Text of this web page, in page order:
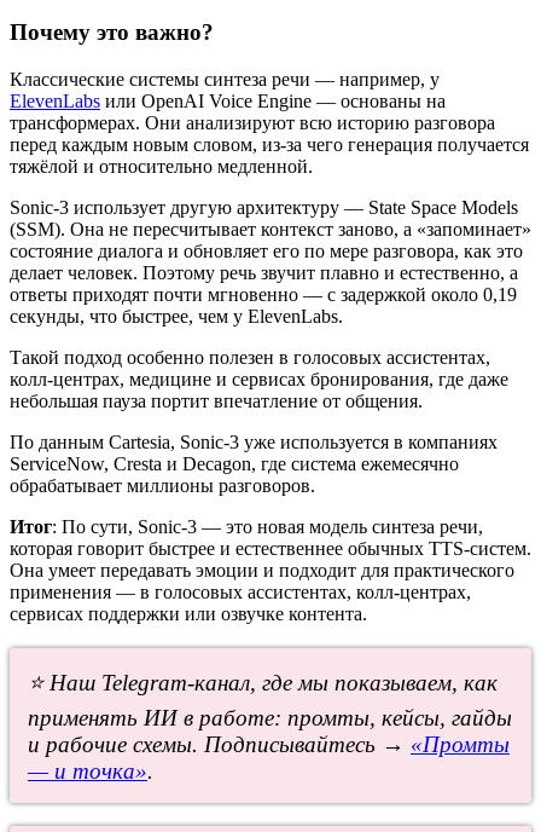
Почему это важно?
Классические системы синтеза речи — например, у
ElevenLabs или OpenAI Voice Engine — основаны на
трансформерах. Они анализируют всю историю разговора
перед каждым новым словом, из-за чего генерация получается
тяжёлой и относительно медленной.
Sonic-3 использует другую архитектуру — State Space Models
(SSM). Она не пересчитывает контекст заново, а «запоминает»
состояние диалога и обновляет его по мере разговора, как это
делает человек. Поэтому речь звучит плавно и естественно, а
ответы приходят почти мгновенно — с задержкой около 0,19
секунды, что быстрее, чем у ElevenLabs.
Такой подход особенно полезен в голосовых ассистентах,
колл-центрах, медицине и сервисах бронирования, где даже
небольшая пауза портит впечатление от общения.
По данным Cartesia, Sonic-3 уже используется в компаниях
ServiceNow, Cresta и Decagon, где система ежемесячно
обрабатывает миллионы разговоров.
Итог: По сути, Sonic-3 — это новая модель синтеза речи,
которая говорит быстрее и естественнее обычных TTS-систем.
Она умеет передавать эмоции и подходит для практического
применения — в голосовых ассистентах, колл-центрах,
сервисах поддержки или озвучке контента.
⭐ Наш Telegram-канал, где мы показываем, как
применять ИИ в работе: промты, кейсы, гайды
и рабочие схемы. Подписывайтесь → «Промты
— и точка».